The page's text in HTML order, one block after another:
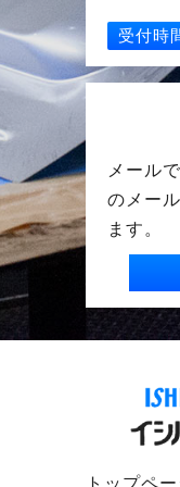
受付時
メール
の メー
ます。
トップペ